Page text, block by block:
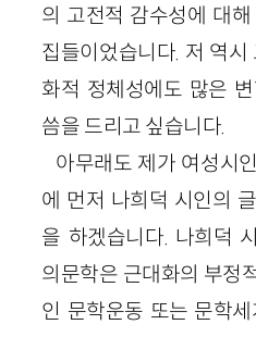
의 고전적 감수성에 대
집들이었습니다. 저 역
화적 정체성에도 많은
씀을 드리고 싶습니다.
아무래도 제가 여성시
에 먼저 나희덕 시인의
을 하겠습니다. 나희덕
의문학은 근대화의 부정
인 문학운동 또는 문학